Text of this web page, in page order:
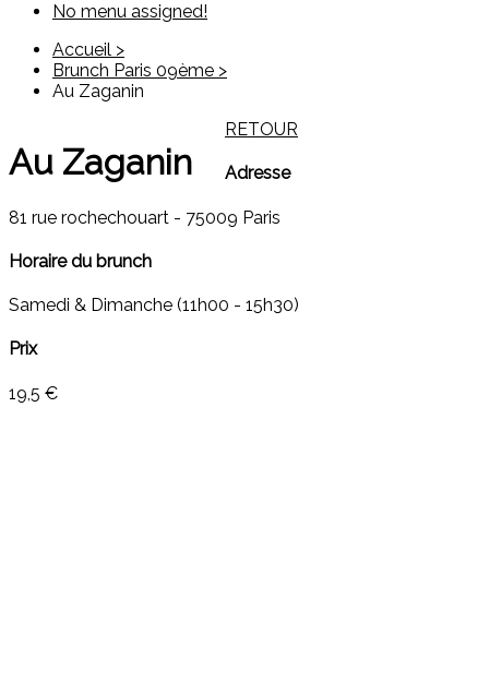
No menu assigned!
Accueil >
Brunch Paris 09ème >
Au Zaganin
Au Zaganin
RETOUR
Adresse
81 rue rochechouart - 75009 Paris
Horaire du brunch
Samedi & Dimanche (11h00 - 15h30)
Prix
19,5 €